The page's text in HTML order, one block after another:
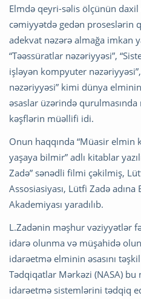
Elmdə qeyri-səlis ölçünün
cəmiyyətdə gedən proseslərin
adekvat nəzərə almağa imkan
“Təəssüratlar nəzəriyyəsi”,
işləyən kompyuter
nəzəriyyəsi” kimi dünya
əsaslar üzərində
kəşflərin müəllifi idi.
Onun haqqında “Müasir elmin
yaşaya bilmir” adlı kitablar
Zadə” sənədli filmi çəkilmiş,
Assosiasiyası, Lütfi Zadə
Akademiyası yaradılıb.
L.Zadənin məşhur vəziyyətlər
idarə olunma və müşahidə
idarəetmə elminin əsasını
Tədqiqatlar Mərkəzi (NASA) bu
idarəetmə sistemlərini tədqiq